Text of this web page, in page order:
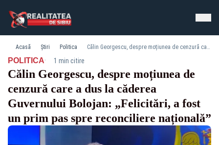
Acasă Știri Politica Călin Georgescu, despre moțiunea de cenzură care a dus la căderea Guvernului Bolojan: „Felicitări, a fost un prim pas spre reconciliere națională”
POLITICA· 1 min citire
Călin Georgescu, despre moțiunea de
cenzură care a dus la căderea
Guvernului Bolojan: „Felicitări, a fost
un prim pas spre reconciliere națională”